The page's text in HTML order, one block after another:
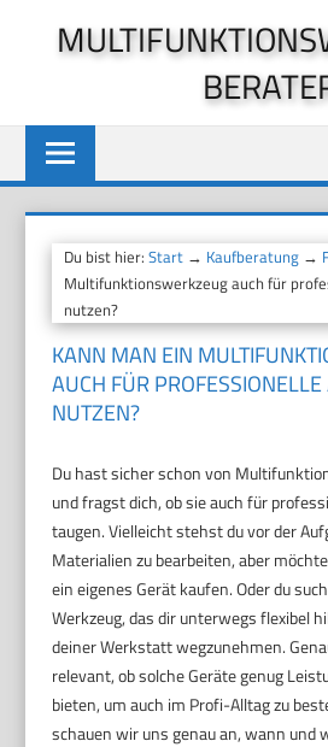
Du bist hier:Start → Kaufberatung →
Multifunktionswerkzeug auch für
nutzen?
KANN MAN EIN
AUCH FÜR
NUTZEN?
Du hast sicher schon von
und fragst dich, ob sie auch für
taugen. Vielleicht stehst du vor der
Materialien zu bearbeiten, aber
ein eigenes Gerät kaufen. Oder du
Werkzeug, das dir unterwegs flexibel
deiner Werkstatt wegzunehmen.
relevant, ob solche Geräte genug
bieten, um auch im Profi-Alltag zu
schauen wir uns genau an, wann und